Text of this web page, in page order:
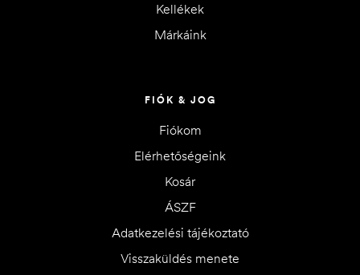
Kellékek
Márkáink
FIÓK & JOG
Fiókom
Elérhetőségeink
Kosár
ÁSZF
Adatkezelési tájékoztató
Visszaküldés menete